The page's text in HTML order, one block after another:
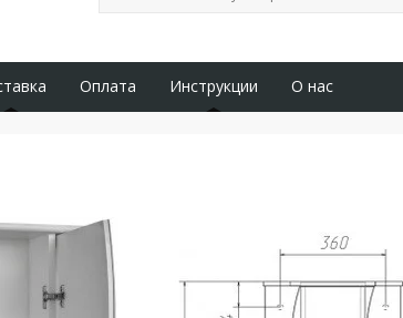
Оплата Инструкции О нас